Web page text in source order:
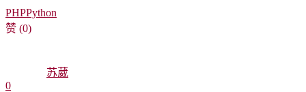
PHPPython
赞 (0)
苏葳
0